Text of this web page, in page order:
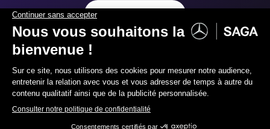
067 88 99 00
Envoyer ma demande
Label Certified et Garanties